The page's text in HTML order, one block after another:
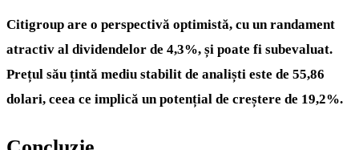
Citigroup are o perspectivă optimistă, cu un randament
atractiv al dividendelor de 4,3%, și poate fi subevaluat.
Prețul său țintă mediu stabilit de analiști este de 55,86
dolari, ceea ce implică un potențial de creștere de 19,2%.